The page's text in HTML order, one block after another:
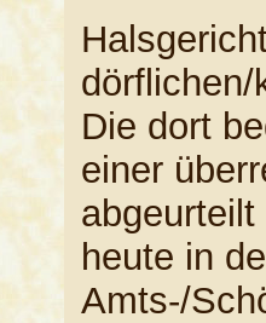
Die dort
einer
heute in
Amts-/